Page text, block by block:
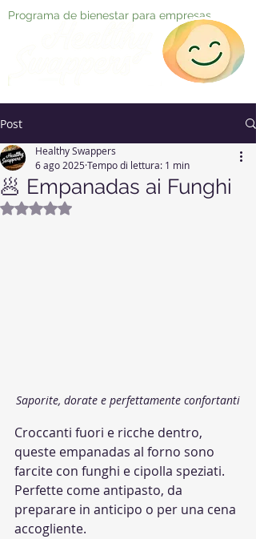
Programa de bienestar para empresas
Post
🥟 Empanadas ai Funghi
Healthy Swappers
6 ago 2025Tempo di lettura: 1 min
Valutazione NaN stelle su 5.
Saporite, dorate e perfettamente confortanti
Croccanti fuori e ricche dentro,
queste empanadas al forno sono
farcite con funghi e cipolla speziati.
Perfette come antipasto, da
preparare in anticipo o per una cena
accogliente.